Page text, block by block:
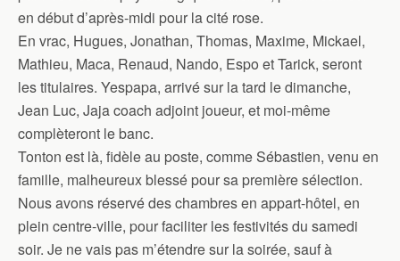
en début d’après-midi pour la cité rose.
En vrac, Hugues, Jonathan, Thomas, Maxime, Mickael,
Mathieu, Maca, Renaud, Nando, Espo et Tarick, seront
les titulaires. Yespapa, arrivé sur la tard le dimanche,
Jean Luc, Jaja coach adjoint joueur, et moi-même
complèteront le banc.
Tonton est là, fidèle au poste, comme Sébastien, venu en
famille, malheureux blessé pour sa première sélection.
Nous avons réservé des chambres en appart-hôtel, en
plein centre-ville, pour faciliter les festivités du samedi
soir. Je ne vais pas m’étendre sur la soirée, sauf à